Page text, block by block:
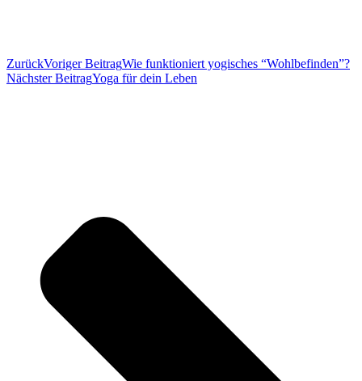
ZurückVoriger BeitragWie funktioniert yogisches “Wohlbefinden”?
Nächster BeitragYoga für dein Leben